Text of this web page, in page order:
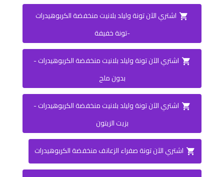
اشتري الآن تونة وليلد بلانيت منخفضة الكربوهيدرات
-تونة خفيفة
اشتري الآن تونة وليلد بلانيت منخفضة الكربوهيدرات -
بدون ملح
اشتري الآن تونة وليلد بلانيت منخفضة الكربوهيدرات -
بزيت الزيتون
اشتري الآن تونة صفراء الزعانف منخفضة الكربوهيدرات